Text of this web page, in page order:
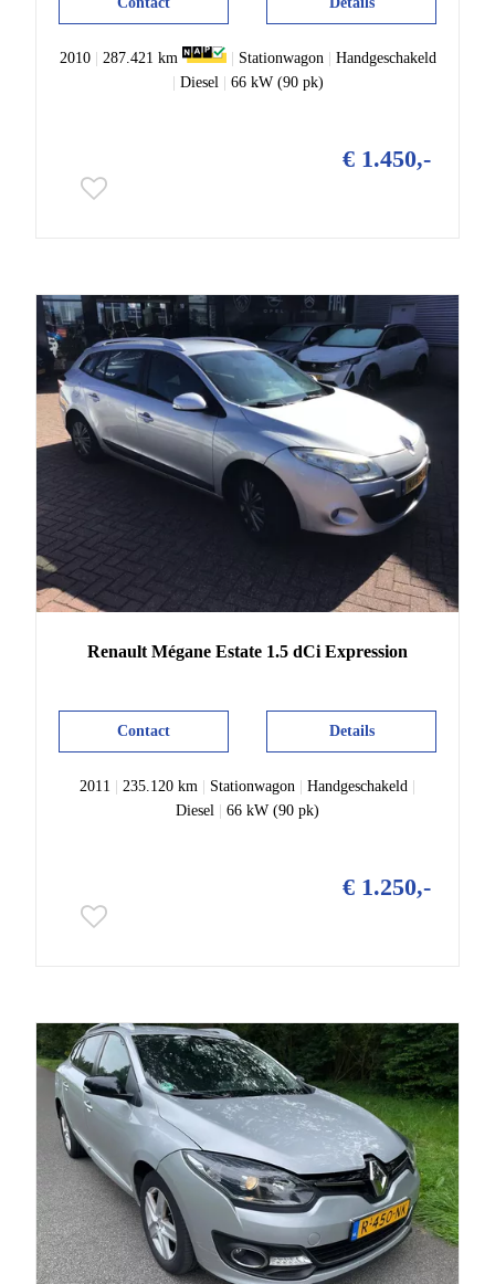
2010| 287.421 km Stationwagon| Handgeschakeld
Diesel| 66 kW (90 pk)
€ 1.450,-
Renault Mégane Estate 1.5 dCi Expression
Details
Contact
2011 | 235.120 km | Stationwagon | Handgeschakeld |
Diesel | 66 kW (90 pk)
€ 1.250,-